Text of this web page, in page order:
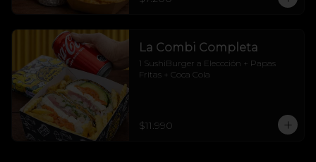
La Combi Completa
1 SushiBurger a Eleccción + Papas
Fritas + Coca Cola
$11.990